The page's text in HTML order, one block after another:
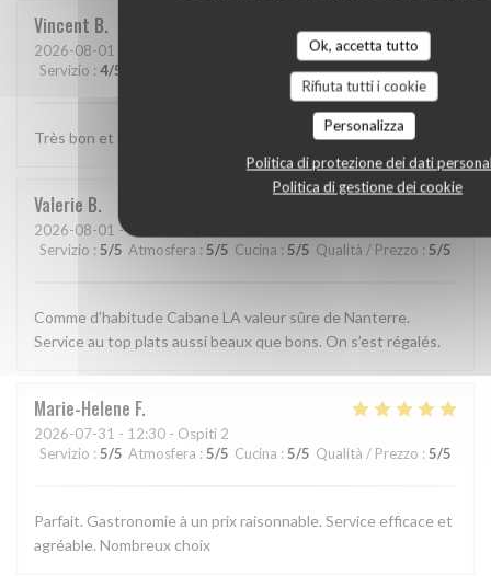
Ok, accetta tutto
Rifiuta tutti i cookie
Personalizza
Politica di protezione dei dati
Politica di gestione dei cookie
Vincent B
2026-08-01
Servizio : 4/5 5/5 Qualità / Prezzo:5/5
Très bon et très bien presenté
Valerie B
2026-08-01 - 13:15 - Ospiti 2
Servizio : 5/5 Atmosfera : 5/5 Cucina : 5/5 Qualità / Prezzo : 5/5
Comme d’habitude Cabane LA valeur sûre de Nanterre.
Service au top plats aussi beaux que bons. On s’est régalés.
Marie-Helene F
2026-07-31 - 12:30 - Ospiti 2
Servizio : 5/5 Atmosfera : 5/5 Cucina : 5/5 Qualità / Prezzo : 5/5
Parfait. Gastronomie à un prix raisonnable. Service efficace et
agréable. Nombreux choix